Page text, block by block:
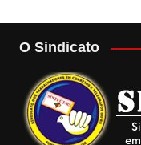
O Sindicato